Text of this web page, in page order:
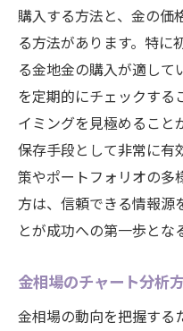
購入する方法と、金の価
る方法があります。特に
る金地金の購入が適して
を定期的にチェックする
イミングを見極めること
保存手段として非常に有
策やポートフォリオの多
方は、信頼できる情報源
とが成功への第一歩とな
金相場のチャート分析
金相場の動向を把握する